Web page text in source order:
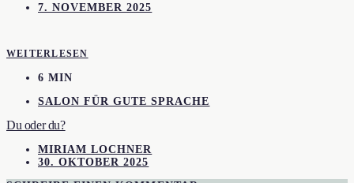
7. NOVEMBER 2025
WEITERLESEN
6 MIN
SALON FÜR GUTE SPRACHE
Du oder du?
MIRIAM LOCHNER
30. OKTOBER 2025